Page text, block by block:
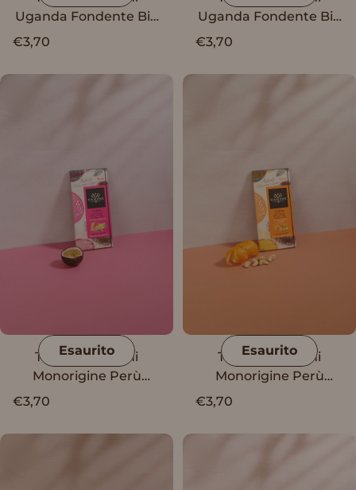
Uganda Fondente Bio
56% con mandorle e
€3,70
Uganda Fondente Bio
56% con pistacchi
€3,70
Esaurito
Tavoletta Vanini
Monorigine Perù
Fondente 62% con
€3,70
Esaurito
Tavoletta Vanini
Monorigine Perù
Fondente 62% con
anacardi
€3,70